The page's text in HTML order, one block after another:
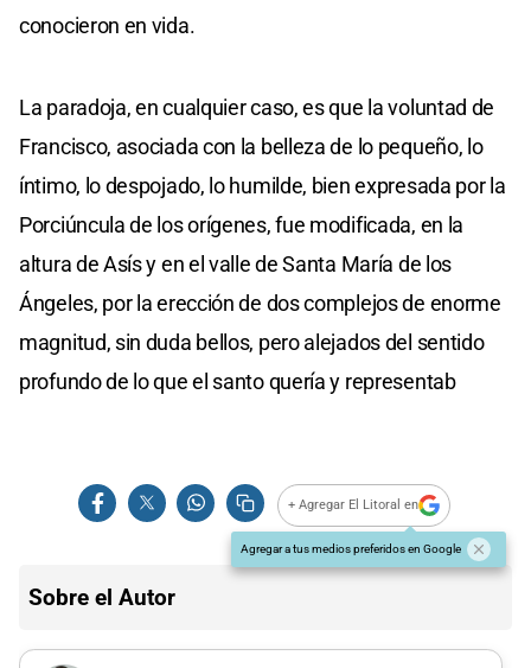
conocieron en vida.
La paradoja, en cualquier caso, es que la voluntad de
Francisco, asociada con la belleza de lo pequeño, lo
íntimo, lo despojado, lo humilde, bien expresada por la
Porciúncula de los orígenes, fue modificada, en la
altura de Asís y en el valle de Santa María de los
Ángeles, por la erección de dos complejos de enorme
magnitud, sin duda bellos, pero alejados del sentido
profundo de lo que el santo quería y representab
+ Agregar El Litoral en
Agregar a tus medios preferidos en Google
Sobre el Autor